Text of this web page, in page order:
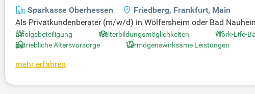
Sparkasse Oberhessen
Friedberg, Frankfurt, Main
Als Privatkundenberater (m/w/d) in Wölfersheim oder Bad
0 Kunden und begleitest sie durch alle Lebensphasen. Die
erkundest du die Bedürfnisse und Lebensziele der Kunden. Dabei
Erfolgsbeteiligung Weiterbildungsmöglichkeiten Work-Life-
Betriebliche Altersvorsorge
Vermögenswirksame Leistungen
mehr erfahren